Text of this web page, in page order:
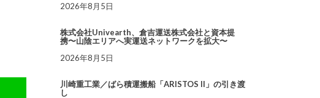
2026年8月5日
株式会社Univearth、倉吉運送株式会社と資本提
携〜山陰エリアへ実運送ネットワークを拡大〜
2026年8月5日
川崎重工業／ばら積運搬船「ARISTOS II」の引き渡
し